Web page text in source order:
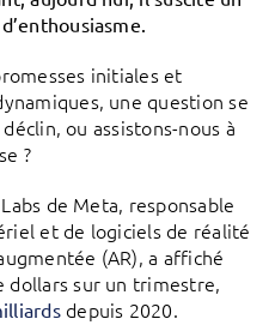
initiales et
une question se
ou assistons-nous à
?
de Meta, responsable
et de logiciels de réalité
(AR), a affiché
sur un trimestre,
depuis 2020.